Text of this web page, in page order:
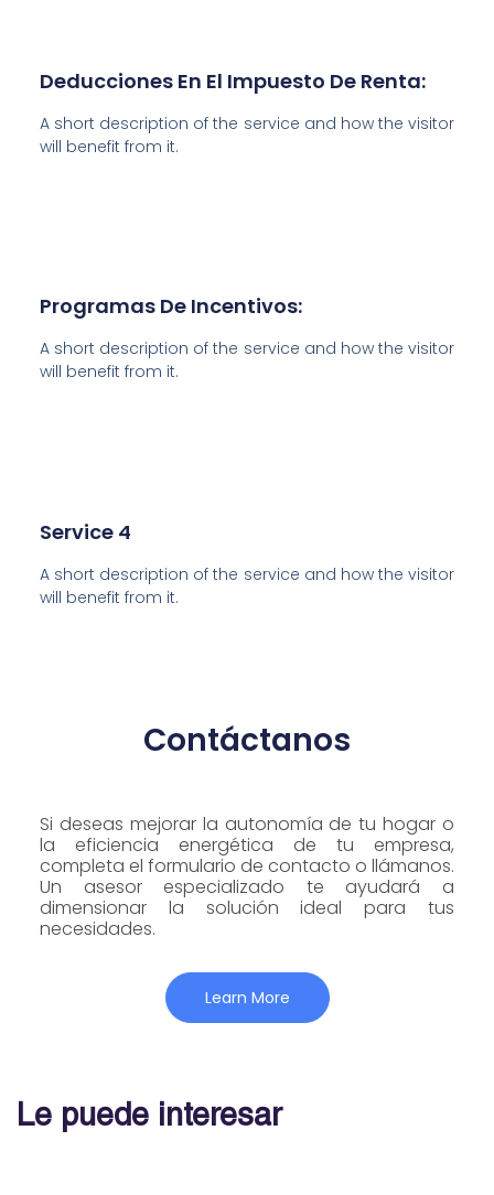
Deducciones En El Impuesto De Renta:
A short description of the service and how the visitor
will benefit from it.
Programas De Incentivos:
A short description of the service and how the visitor
will benefit from it.
Service 4
A short description of the service and how the visitor
will benefit from it.
Contáctanos
Si deseas mejorar la autonomía de tu hogar o
la eficiencia energética de tu empresa,
completa el formulario de contacto o llámanos.
Un asesor especializado te ayudará a
dimensionar la solución ideal para tus
necesidades.
Learn More
Le puede interesar